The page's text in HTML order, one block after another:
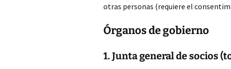
otras personas (requiere el
Órganos de gobierno
1. Junta general de socios